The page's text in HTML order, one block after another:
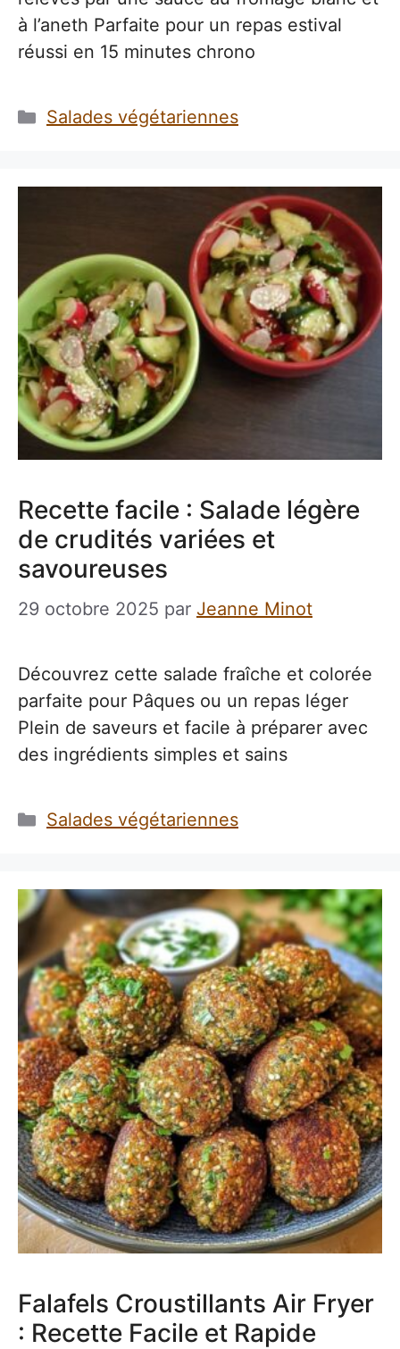
à l’aneth Parfaite pour un repas estival
réussi en 15 minutes chrono
Catégories
Salades végétariennes
Recette facile : Salade légère
de crudités variées et
savoureuses
29 octobre 2025 par Jeanne Minot
Découvrez cette salade fraîche et colorée
parfaite pour Pâques ou un repas léger
Plein de saveurs et facile à préparer avec
des ingrédients simples et sains
Catégories
Salades végétariennes
Falafels Croustillants Air Fryer
: Recette Facile et Rapide